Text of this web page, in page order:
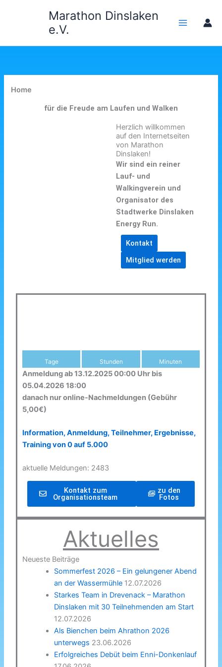
Marathon Dinslaken
e.V.
Home
für die Freude am Laufen und Walken
Herzlich willkommen
auf den Internetseiten
von Marathon
Dinslaken!
Wir sind ein reiner
Lauf- und
Walkingverein und
Organisator des
Stadtwerke Dinslaken
Energy Run.
Kontakt
Mitglied werden
Tage Stunden Minuten
Anmeldung ab 13.12.2025 00:00 Uhr bis
05.04.2026 18:00
danach nur online-Nachmeldungen (Gebühr
5,00€)
Information, Anmeldung, Teilnehmer, Ergebnisse,
Training von 0 auf 5.000
aktuelle Meldungen: 2483
Kontakt zum
Organisationsteam
zu den
Fotos
Aktuelles
Neueste Beiträge
Sommerfest 2026 – Ein gelungener Abend
an der Wassermühle 12.07.2026
Starkes Team in Drevenack – Marathon
Dinslaken mit 30 Teilnehmenden am Start
12.07.2026
Als Bienchen beim Ahrathon 2026
unterwegs 23.06.2026
Erfolgreiches Debüt beim Enni-Donkenlauf